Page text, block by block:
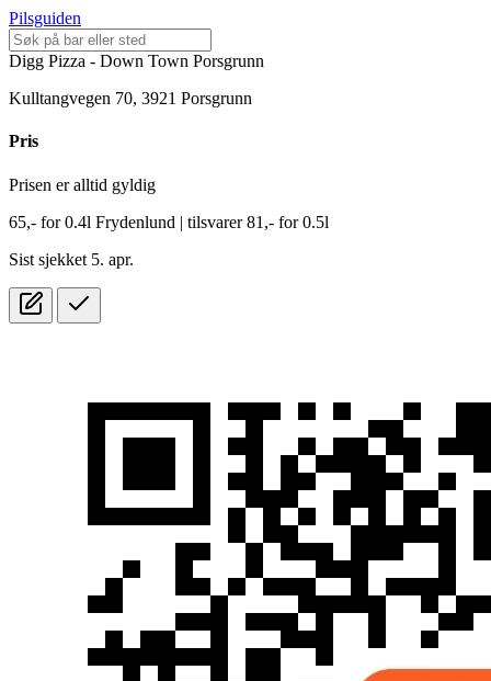
Pilsguiden
Digg Pizza - Down Town Porsgrunn
Kulltangvegen 70, 3921 Porsgrunn
Pris
Prisen er alltid gyldig
65,- for0.4l Frydenlund | tilsvarer 81,- for 0.5l
Sist sjekket 5. apr.